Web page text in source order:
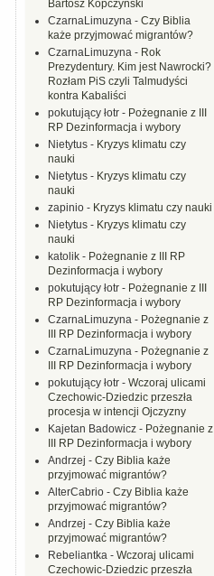
Bartosz Kopczyński
CzarnaLimuzyna - Czy Biblia
każe przyjmować migrantów?
CzarnaLimuzyna - Rok
Prezydentury. Kim jest Nawrocki?
Rozłam PiS czyli Talmudyści
kontra Kabaliści
pokutujący łotr - Pożegnanie z III
RP Dezinformacja i wybory
Nietytus - Kryzys klimatu czy
nauki
Nietytus - Kryzys klimatu czy
nauki
zapinio - Kryzys klimatu czy nauki
Nietytus - Kryzys klimatu czy
nauki
katolik - Pożegnanie z III RP
Dezinformacja i wybory
pokutujący łotr - Pożegnanie z III
RP Dezinformacja i wybory
CzarnaLimuzyna - Pożegnanie z
III RP Dezinformacja i wybory
CzarnaLimuzyna - Pożegnanie z
III RP Dezinformacja i wybory
pokutujący łotr - Wczoraj ulicami
Czechowic-Dziedzic przeszła
procesja w intencji Ojczyzny
Kajetan Badowicz - Pożegnanie z
III RP Dezinformacja i wybory
Andrzej - Czy Biblia każe
przyjmować migrantów?
AlterCabrio - Czy Biblia każe
przyjmować migrantów?
Andrzej - Czy Biblia każe
przyjmować migrantów?
Rebeliantka - Wczoraj ulicami
Czechowic-Dziedzic przeszła